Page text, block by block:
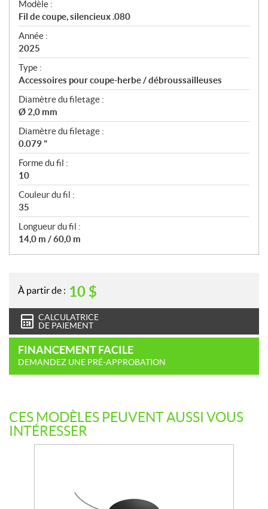
c
i
f
i
c
a
t
i
o
n
s
Modèle :
Fil de coupe, silencieux .080
Année :
2025
Type :
Accessoires pour coupe-herbe / débroussailleuses
Diamètre du filetage :
Ø 2,0 mm
Diamètre du filetage :
0.079 "
Forme du fil :
10
Couleur du fil :
35
Longueur du fil :
14,0 m / 60,0 m
À partir de : 10 $
CALCULATRICE
DE PAIEMENT
FINANCEMENT FACILE
DEMANDEZ UNE PRÉ-APPROBATION
CES MODÈLES PEUVENT AUSSI VOUS
INTÉRESSER